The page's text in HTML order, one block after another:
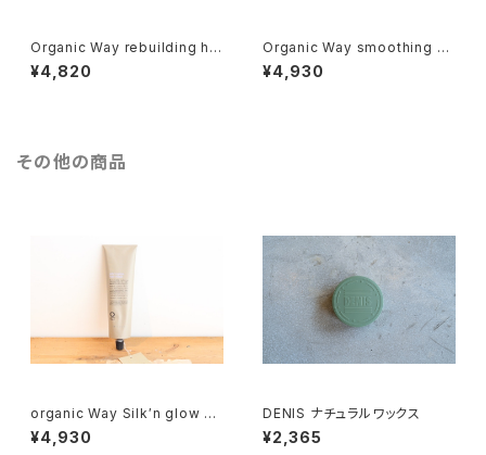
Organic Way rebuilding hai
r mask[ダメージヘア トリート
メント]
¥4,820
Organic Way smoothing ha
ir bath[まとまりにくい髪質の方
へ]
¥4,930
その他の商品
organic Way Silk′n glow Ha
ir Mask[クセ毛向けトリートメ
ント]
¥4,930
DENIS ナチュラルワックス
¥2,365